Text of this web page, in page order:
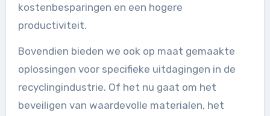
kostenbesparingen en een hogere
productiviteit.
Bovendien bieden we ook op maat gemaakte
oplossingen voor specifieke uitdagingen in de
recyclingindustrie. Of het nu gaat om het
beveiligen van waardevolle materialen, het